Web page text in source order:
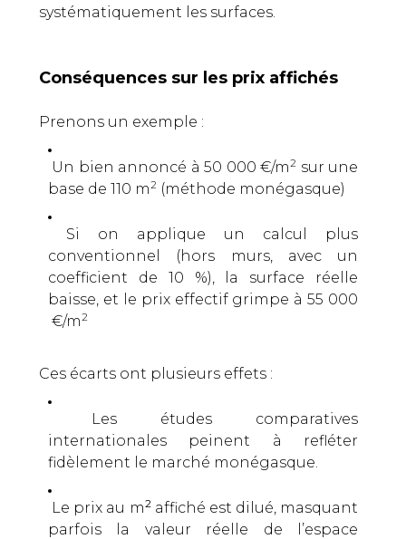
systématiquement les surfaces.
Conséquences sur les prix affichés
Prenons un exemple :
Un bien annoncé à 50 000 €/m2 sur une
base de 110 m2(méthode monégasque)
Si on applique un calcul plus
conventionnel (hors murs, avec un
coefficient de 10 %), la surface réelle
baisse, et le prix effectif grimpe à 55 000
€/m2
Ces écarts ont plusieurs effets :
Les études comparatives
internationales peinent à refléter
fidèlement le marché monégasque.
Le prix au m2affiché est dilué, masquant
parfois la valeur réelle de l’espace